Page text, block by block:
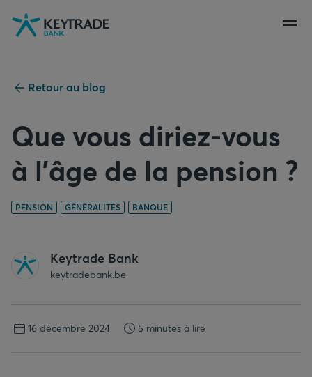
Aller
Aller
Aller
au
Retour au blog
Que vous diriez-vous
à l’âge de la pension ?
PENSION GÉNÉRALITÉS BANQUE
Keytrade Bank
keytradebank.be
16 décembre 2024 5 minutes à lire